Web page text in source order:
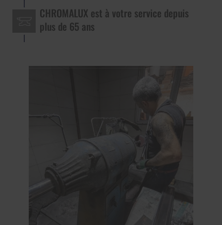
CHROMALUX est à votre service depuis
plus de 65 ans